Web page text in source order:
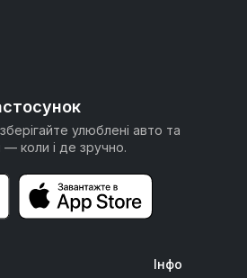
улюблені авто та
— коли і де зручно.
Інфо